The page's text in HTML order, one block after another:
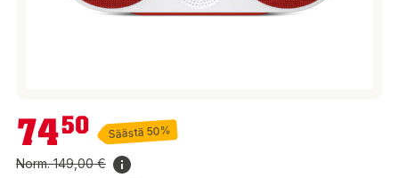
7450 Säästä 50%
Norm.149,00 €